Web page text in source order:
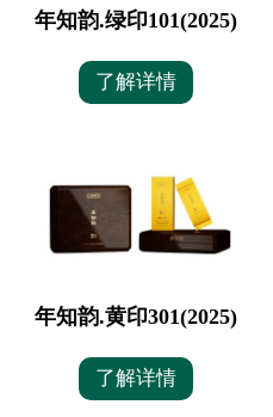
年知韵.绿印101(2025)
了解详情
年知韵.黄印301(2025)
了解详情